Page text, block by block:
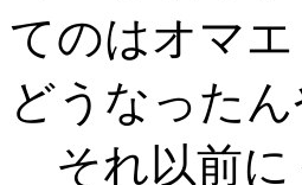
てのはオマ
どうなったん
それ以前に